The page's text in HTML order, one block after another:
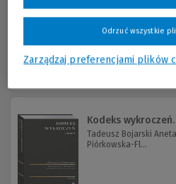
Kodeks
Tadeusz Bojarski
Piórkowska-Fl...
Zarządzaj preferencjami plików
Odrzuć wszystkie